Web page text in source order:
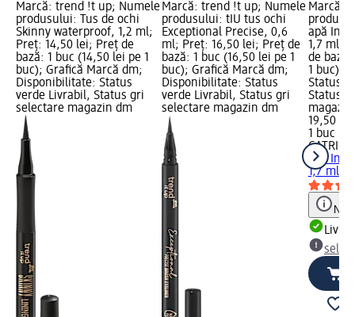
Marcă: trend !t up; Numele
produsului: Tus de ochi
Skinny waterproof, 1,2 ml;
Preț: 14,50 lei; Preț de
bază: 1 buc (14,50 lei pe 1
buc); Grafică Marcă dm;
Disponibilitate: Status
verde Livrabil, Status gri
selectare magazin dm
Marcă: trend !t up; Numele
produsului: tIU tus ochi
Exceptional Precise, 0,6
ml; Preț: 16,50 lei; Preț de
bază: 1 buc (16,50 lei pe 1
buc); Grafică Marcă dm;
Disponibilitate: Status
verde Livrabil, Status gri
selectare magazin dm
Marcă:
apă Ink
1,7 ml;
de bază:
1 buc);
Status
Status
19,50 lei
1 buc
CATRICE
apă Ink
1,7 ml
Notă